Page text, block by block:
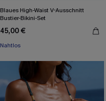
Blaues High-Waist V-Ausschnitt
Bustier-Bikini-Set
45,00 €
Nahtlos